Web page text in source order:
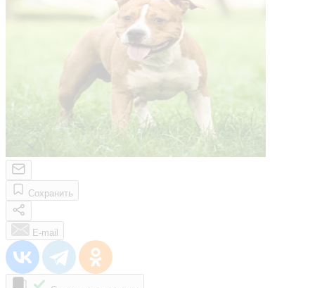
Сохранить
E-mail